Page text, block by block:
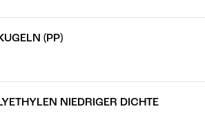
(PP)
NIEDRIGER DICHTE